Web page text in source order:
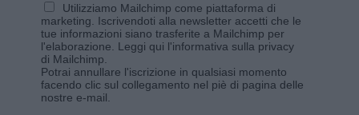
Utilizziamo Mailchimp come piattaforma di
marketing. Iscrivendoti alla newsletter accetti che le
tue informazioni siano trasferite a Mailchimp per
l'elaborazione. Leggi qui l'informativa sulla privacy
di Mailchimp
Potrai annullare l'iscrizione in qualsiasi momento
facendo clic sul collegamento nel piè di pagina delle
nostre e-mail.